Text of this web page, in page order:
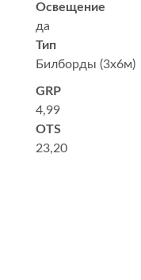
Освещение
да
Тип
Билборды (3x6м)
GRP
4,99
OTS
23,20